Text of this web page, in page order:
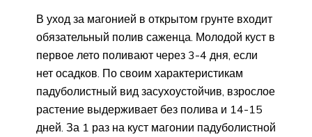
В уход за магонией в открытом грунте входит
обязательный полив саженца. Молодой куст в
первое лето поливают через 3-4 дня, если
нет осадков. По своим характеристикам
падуболистный вид засухоустойчив, взрослое
растение выдерживает без полива и 14-15
дней. За 1 раз на куст магонии падуболистной